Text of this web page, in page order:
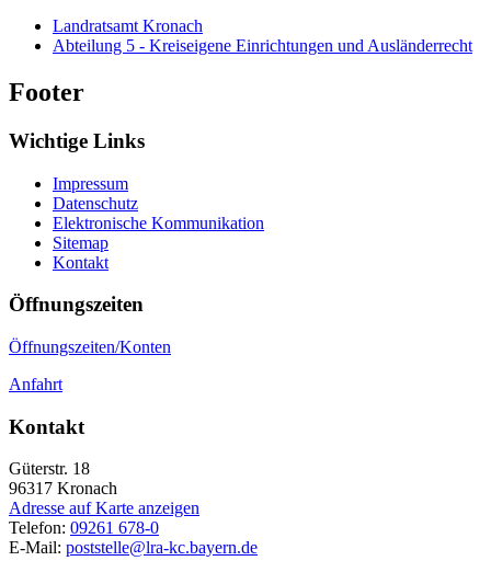
Landratsamt Kronach
Abteilung 5 - Kreiseigene Einrichtungen und Ausländerrecht
Footer
Wichtige Links
Impressum
Datenschutz
Elektronische Kommunikation
Sitemap
Kontakt
Öffnungszeiten
Öffnungszeiten/Konten
Anfahrt
Kontakt
Güterstr. 18
96317 Kronach
Adresse auf Karte anzeigen
Telefon: 09261 678-0
E-Mail: poststelle@lra-kc.bayern.de